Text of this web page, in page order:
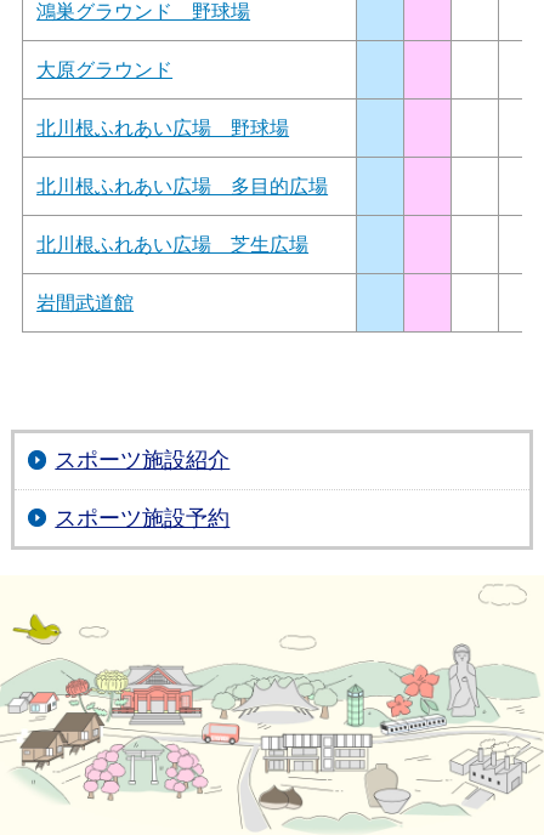
鴻巣グラウンド 野球場
大原グラウンド
北川根ふれあい広場 野球場
北川根ふれあい広場 多目的広場
北川根ふれあい広場 芝生広場
岩間武道館
スポーツ施設紹介
スポーツ施設予約